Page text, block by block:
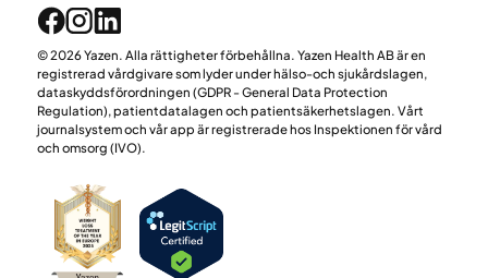
© 2026 Yazen. Alla rättigheter förbehållna. Yazen Health AB är en
registrerad vårdgivare som lyder under hälso-och sjukårdslagen,
dataskyddsförordningen (GDPR - General Data Protection
Regulation), patientdatalagen och patientsäkerhetslagen. Vårt
journalsystem och vår app är registrerade hos Inspektionen för vård
och omsorg (IVO).